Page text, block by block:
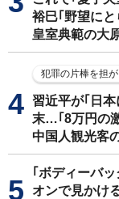
裕巳｢野望に
皇室典範の大
犯罪の片棒を担
習近平が｢日
末…｢8万円の
中国人観光客
｢ボディーバ
オンで見かけ